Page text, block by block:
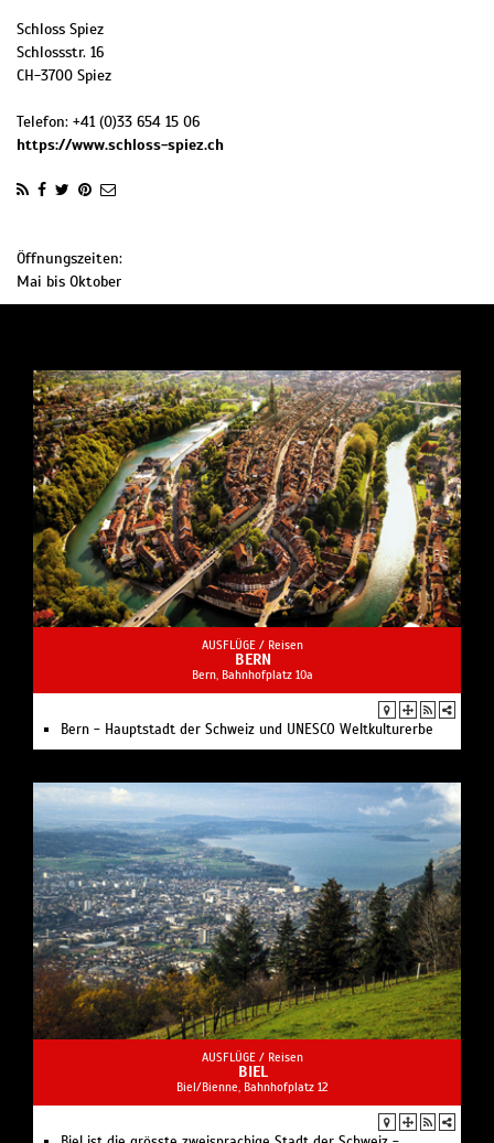
Schloss Spiez
Schlossstr. 16
CH-3700 Spiez
Telefon: +41 (0)33 654 15 06
https://www.schloss-spiez.ch
Öffnungszeiten:
Mai bis Oktober
AUSFLÜGE / Reisen
BERN
Bern, Bahnhofplatz 10a
Bern - Hauptstadt der Schweiz und UNESCO Weltkulturerbe
AUSFLÜGE / Reisen
BIEL
Biel/Bienne, Bahnhofplatz 12